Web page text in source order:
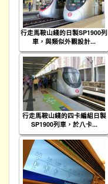
行走馬鞍山綫的日製SP1900列
車，與類似外觀設計...
行走馬鞍山綫的四卡編組日製
SP1900列車，於八卡...